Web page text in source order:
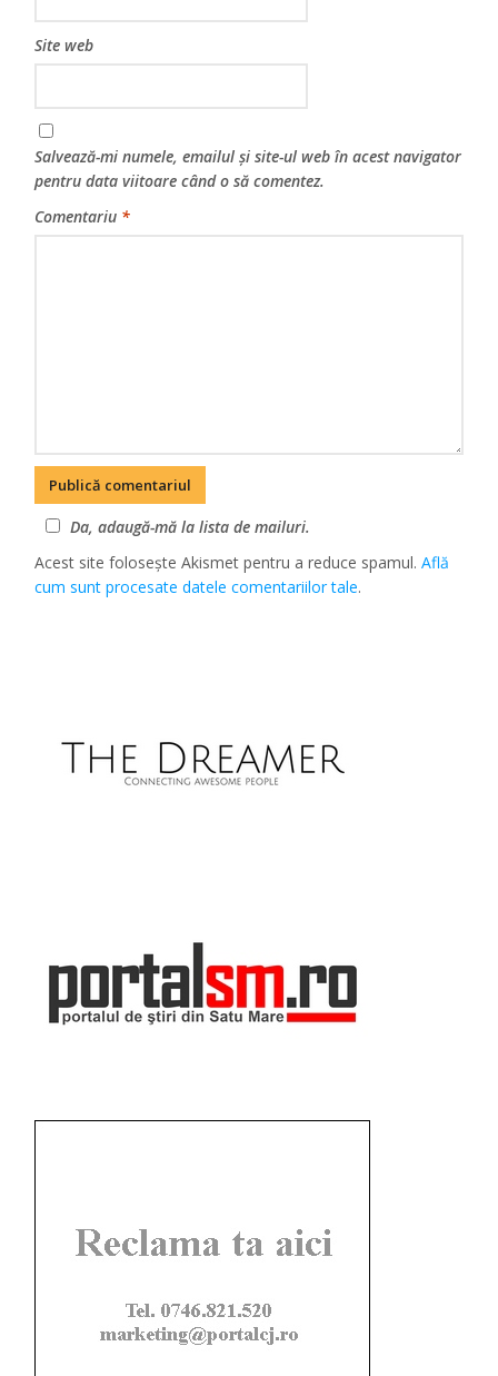
Site web
Salvează-mi numele, emailul și site-ul web în acest navigator
pentru data viitoare când o să comentez.
Comentariu *
Da, adaugă-mă la lista de mailuri.
Acest site folosește Akismet pentru a reduce spamul.Află
cum sunt procesate datele comentariilor tale.